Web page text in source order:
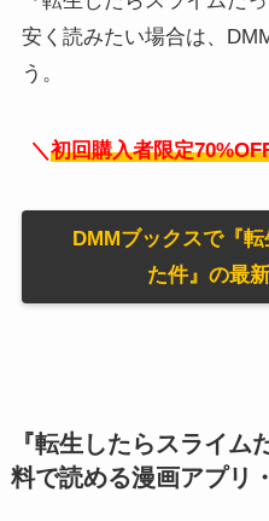
安く読みたい場合は、
う。
＼初回購入者限定
DMMブックスで『
た件』の最
『転生したらスライム
料で読める漫画アプリ